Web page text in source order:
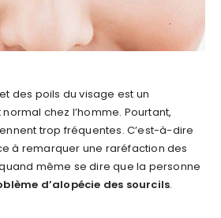
des poils du visage est un
chez l’homme. Pourtant,
trop fréquentes. C’est-à-dire
à remarquer une raréfaction des
même se dire que la personne
d’alopécie des sourcils.